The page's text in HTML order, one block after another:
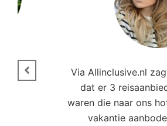
Via Allinclusive.nl
dat er 3
waren die naar ons
vakantie